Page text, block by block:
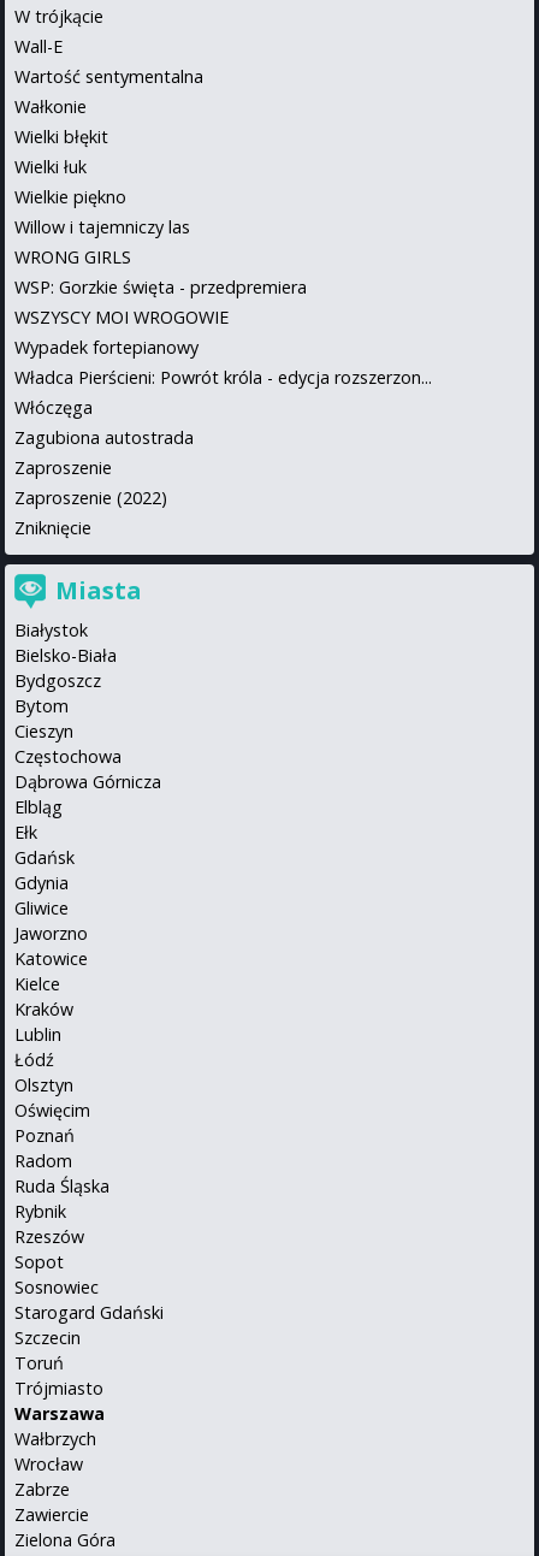
W trójkącie
Wall-E
Wartość sentymentalna
Wałkonie
Wielki błękit
Wielki łuk
Wielkie piękno
Willow i tajemniczy las
WRONG GIRLS
WSP: Gorzkie święta - przedpremiera
WSZYSCY MOI WROGOWIE
Wypadek fortepianowy
Władca Pierścieni: Powrót króla - edycja rozszerzon...
Włóczęga
Zagubiona autostrada
Zaproszenie
Zaproszenie (2022)
Zniknięcie
Miasta
Białystok
Bielsko-Biała
Bydgoszcz
Bytom
Cieszyn
Częstochowa
Dąbrowa Górnicza
Elbląg
Ełk
Gdańsk
Gdynia
Gliwice
Jaworzno
Katowice
Kielce
Kraków
Lublin
Łódź
Olsztyn
Oświęcim
Poznań
Radom
Ruda Śląska
Rybnik
Rzeszów
Sopot
Sosnowiec
Starogard Gdański
Szczecin
Toruń
Trójmiasto
Warszawa
Wałbrzych
Wrocław
Zabrze
Zawiercie
Zielona Góra